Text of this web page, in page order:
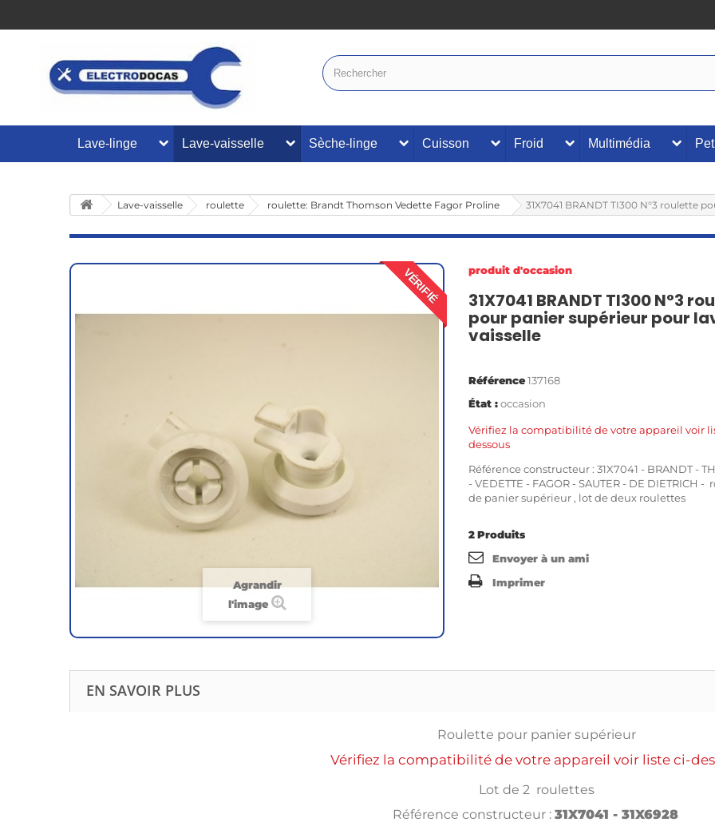
Lave-linge Lave-vaisselle Sèche-linge Cuisson Froid Multimédia
Lave-vaisselle roulette roulette: Brandt Thomson Vedette Fagor Proline 31X7041 BRANDT TI300 N°3 roulette
VÉRIFIÉ
Agrandir
l'image
produit d'occasion
31X7041 BRANDT TI300 N°3
pour panier supérieur pour
vaisselle
Référence137168
État :occasion
Vérifiez la compatibilité de votre appareil voir
dessous
Référence constructeur : 31X7041 - BRANDT -
- VEDETTE - FAGOR - SAUTER - DE DIETRICH -
de panier supérieur , lot de deux roulettes
2Produits
Envoyer à un ami
Imprimer
EN SAVOIR PLUS
Roulette pour panier supérieur
Vérifiez la compatibilité de votre appareil voir liste ci-
Lot de 2 roulettes
Référence constructeur : 31X7041 - 31X6928